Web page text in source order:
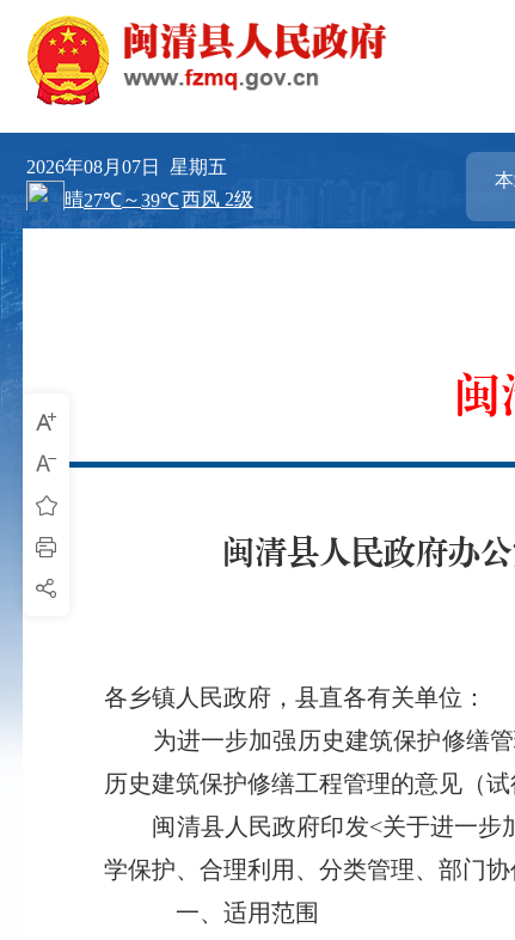
2026年08月07日 星期五
闽
闽清县人民政府办
各乡镇人民政府，县直各有关单位：
为进一步加强历史建筑保护修缮管
历史建筑保护修缮工程管理的意见（
闽清县人民政府印发<关于进一步
学保护、合理利用、分类管理、部门
一、适用范围